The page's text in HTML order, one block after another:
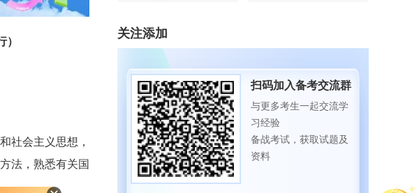
社会主义思想，
法，熟悉有关国
关注添加
扫码加入备考交流群
与更多考生一起交流学
习经验
备战考试，获取试题及
资料